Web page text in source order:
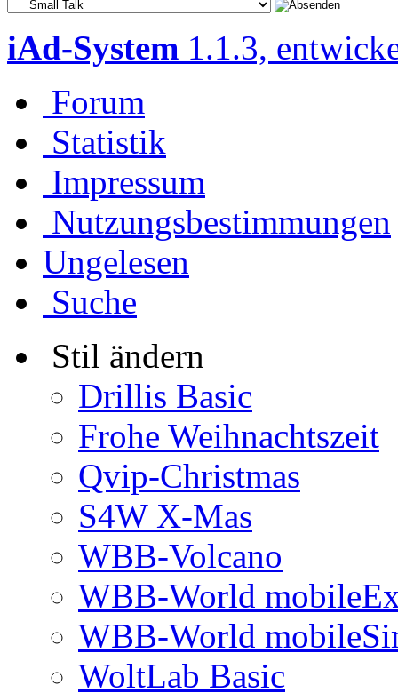
iAd-System 1.1.3,
Forum
Statistik
Impressum
Nutzungsbestimmungen
Ungelesen
Suche
Stil ändern
Drillis Basic
Frohe Weihnachtszeit
Qvip-Christmas
S4W X-Mas
WBB-Volcano
WBB-World
WBB-World
WoltLab Basic